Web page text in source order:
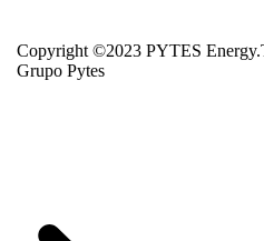
Copyright ©2023 PYTES
Grupo Pytes